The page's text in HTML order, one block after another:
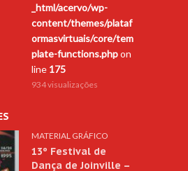
_html/acervo/wp-
content/themes/plataf
ormasvirtuais/core/tem
plate-functions.phpon
line 175
934 visualizações
MATERIAL GRÁFICO
13º Festival de
Dança de Joinville –